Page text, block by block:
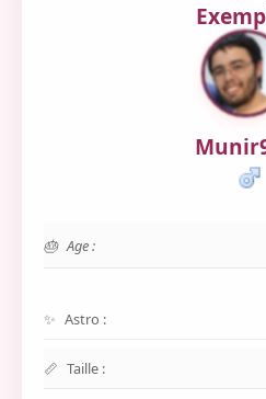
Age :
Astro :
Taille :